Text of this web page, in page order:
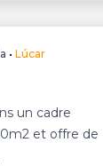
•Lúcar
un cadre
et offre de